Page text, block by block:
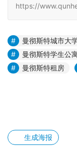
https://
曼彻斯特城市大
曼彻斯特学生公
曼彻斯特租房
生成海报